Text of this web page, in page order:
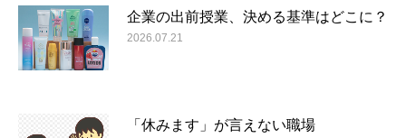
企業の出前授業、決める基準はどこに？
2026.07.21
「休みます」が言えない職場